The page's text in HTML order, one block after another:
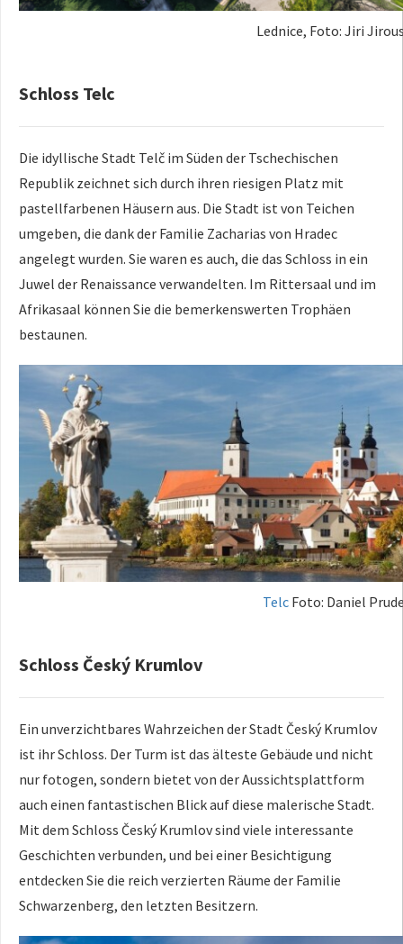
Lednice, Foto: Jiri
Schloss Telc
Die idyllische Stadt Telč im Süden der Tschechischen
Republik zeichnet sich durch ihren riesigen Platz mit
pastellfarbenen Häusern aus. Die Stadt ist von Teichen
umgeben, die dank der Familie Zacharias von Hradec
angelegt wurden. Sie waren es auch, die das Schloss in ein
Juwel der Renaissance verwandelten. Im Rittersaal und im
Afrikasaal können Sie die bemerkenswerten Trophäen
bestaunen.
Telc Foto: Daniel
Schloss Český Krumlov
Ein unverzichtbares Wahrzeichen der Stadt Český Krumlov
ist ihr Schloss. Der Turm ist das älteste Gebäude und nicht
nur fotogen, sondern bietet von der Aussichtsplattform
auch einen fantastischen Blick auf diese malerische Stadt.
Mit dem Schloss Český Krumlov sind viele interessante
Geschichten verbunden, und bei einer Besichtigung
entdecken Sie die reich verzierten Räume der Familie
Schwarzenberg, den letzten Besitzern.